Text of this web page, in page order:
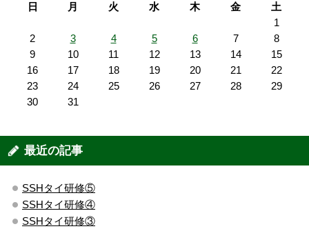
日
月 火 水 木 金
土
1
2
3 4 5 6 7
8
9
10 11 12 13 14
15
16
17 18 19 20 21
22
23
24 25 26 27 28
29
30
31
最近の記事
SSHタイ研修⑤
SSHタイ研修④
SSHタイ研修③